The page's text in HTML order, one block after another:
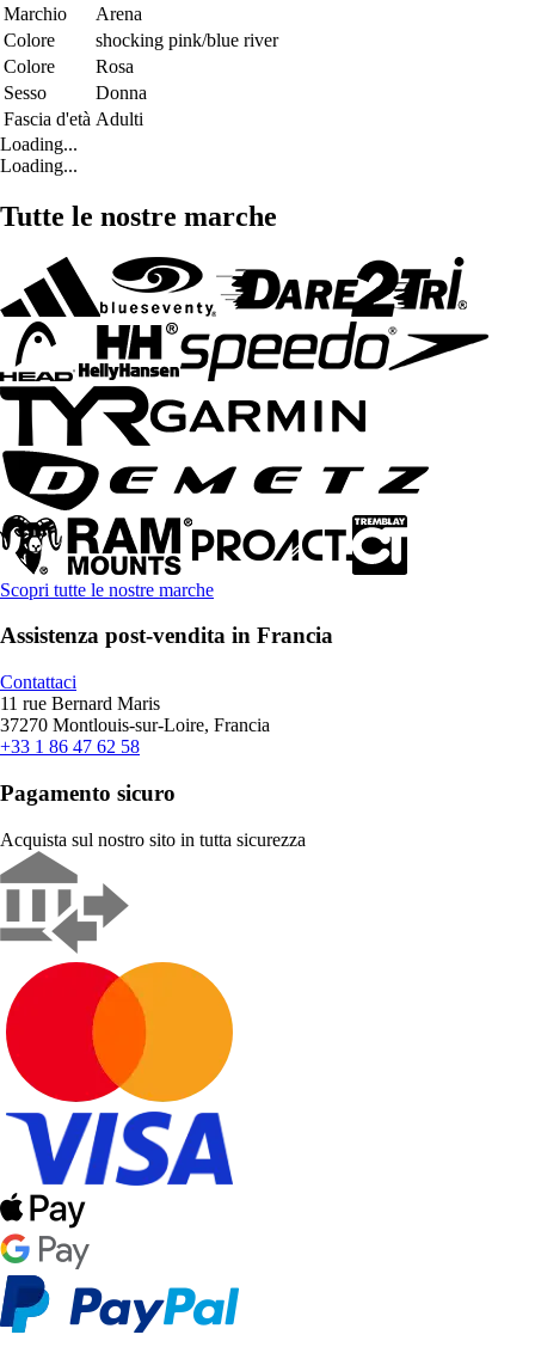
Marchio
Arena
Colore
shocking pink/blue river
Colore
Rosa
Sesso
Donna
Fascia d'età Adulti
Loading...
Loading...
Tutte le nostre marche
Scopri tutte le nostre marche
Assistenza post-vendita in Francia
Contattaci
11 rue Bernard Maris
37270 Montlouis-sur-Loire, Francia
+33 1 86 47 62 58
Pagamento sicuro
Acquista sul nostro sito in tutta sicurezza